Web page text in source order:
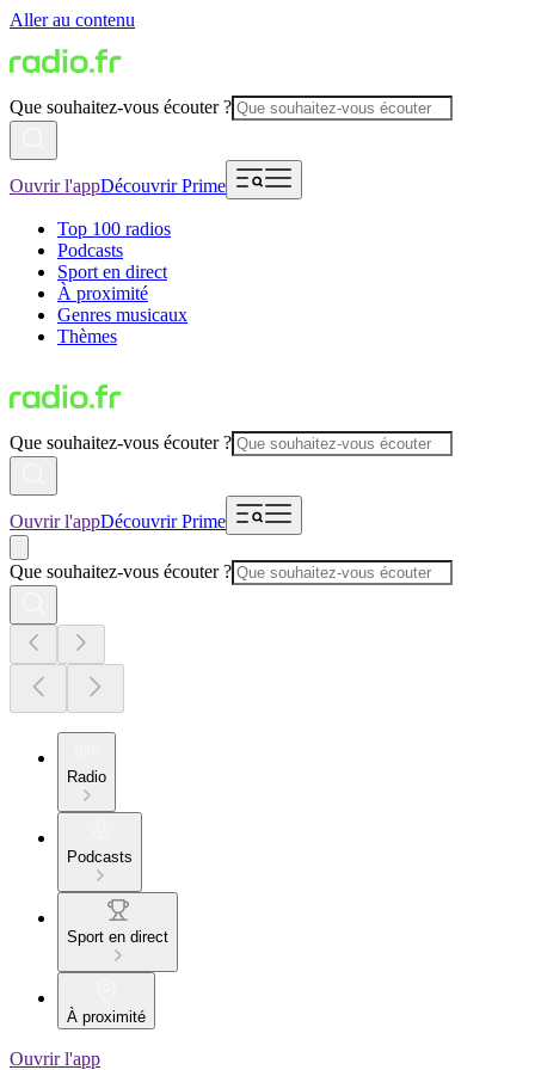
Aller au contenu
Que souhaitez-vous écouter ?
Ouvrir l'appDécouvrir Prime
Top 100 radios
Podcasts
Sport en direct
À proximité
Genres musicaux
Thèmes
Que souhaitez-vous écouter ?
Ouvrir l'appDécouvrir Prime
Que souhaitez-vous écouter ?
Radio
Podcasts
Sport en direct
À proximité
Ouvrir l'app